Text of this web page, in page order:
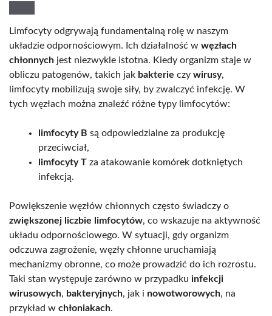
Limfocyty odgrywają fundamentalną rolę w naszym
układzie odpornościowym. Ich działalność w węzłach
chłonnych jest niezwykle istotna. Kiedy organizm staje w
obliczu patogenów, takich jak bakterie czy wirusy,
limfocyty mobilizują swoje siły, by zwalczyć infekcję. W
tych węzłach można znaleźć różne typy limfocytów:
limfocyty B są odpowiedzialne za produkcję
przeciwciał,
limfocyty T za atakowanie komórek dotkniętych
infekcją.
Powiększenie węzłów chłonnych często świadczy o
zwiększonej liczbie limfocytów, co wskazuje na aktywność
układu odpornościowego. W sytuacji, gdy organizm
odczuwa zagrożenie, węzły chłonne uruchamiają
mechanizmy obronne, co może prowadzić do ich rozrostu.
Taki stan występuje zarówno w przypadku infekcji
wirusowych, bakteryjnych, jak i nowotworowych, na
przykład w chłoniakach.